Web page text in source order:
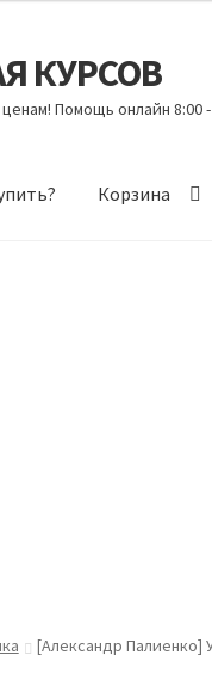
КУРСОВ
Помощь онлайн 8:00 -
Корзина
[Александр Палиенко]